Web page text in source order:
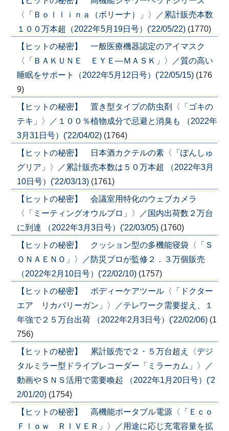
〈「Ｂｏｌｌｉｎａ（ボリーナ）」〉／累計販売本数
１００万本超（2022年5月19日号）('22/05/22) (1770)
【ヒットの秘密】 一般医療機器認定のアイマスク
〈「ＢＡＫＵＮＥ ＥＹＥ―ＭＡＳＫ」〉／質の高い
睡眠をサポート（2022年5月12日号）('22/05/15) (176
9)
【ヒットの秘密】 置き型タイプの防虫剤〈「ゴキの
テキ」〉／１００％植物成分で忌避と消臭も （2022年
3月31日号）('22/04/02) (1764)
【ヒットの秘密】 日本酒カクテルの素〈「ぽんしゅ
グリア」〉／累計販売本数は５０万本超 （2022年3月
10日号）('22/03/13) (1761)
【ヒットの秘密】 会議室用特化のウェブカメラ
〈「ミーティングオウルプロ」〉／国内出荷数２万台
に到達 （2022年3月3日号）('22/03/05) (1760)
【ヒットの秘密】 クッション型の多機能寝袋〈「Ｓ
ＯＮＡＥＮＯ」〉／防災プロが監修２．３万個販売
（2022年2月10日号）('22/02/10) (1757)
【ヒットの秘密】 ボディーケアツール〈「ドクター
エア リカバリーガン」〉／テレワーク需要捉え、１
年強で２５万台出荷 （2022年2月3日号）('22/02/06) (1
756)
【ヒットの秘密】 累計販売で２・５万台超え〈デジ
タルミラー型ドライブレコーダー「ミラーカム」〉／
動画やＳＮＳ活用で需要喚起 （2022年1月20日号）('2
2/01/20) (1754)
【ヒットの秘密】 高機能ポータブル電源〈「Ｅｃｏ
Ｆｌｏｗ ＲＩＶＥＲ」〉／用途に応じ充電容量を拡